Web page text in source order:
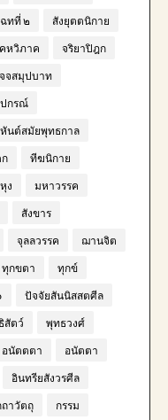
ฉทที่ ๒ สังยุตตนิกาย
หวิภาค จริยาปิฎก
จสมุปบาท
กรณ์
หันต์สมัยพุทธกาล
ทีฆนิกาย
ง มหาวรรค
สังขาร
จุลลวรรค ฌานจิต
ทุกขตา ทุกข์
ปัจจัยสันนิสสตศีล
สัตว์ พุทธวงศ์
อนัตตตา อนัตตา
อินทรียสังวรศีล
ถาวัตถุ กรรม